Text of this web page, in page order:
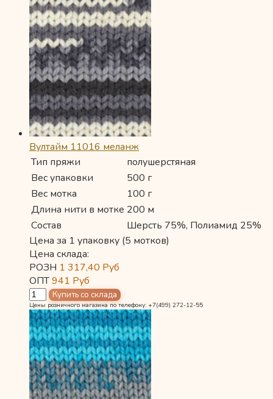
Вултайм 11016 меланж
Тип пряжи
полушерстяная
Вес упаковки
500 г
Вес мотка
100 г
Длина нити в мотке 200 м
Состав
Шерсть 75%, Полиамид 25%
Цена за 1 упаковку (5 мотков)
Цена склада:
РОЗН 1 317,40 Руб
ОПТ941 Руб
Цены розничного магазина по телефону: +7(499) 272-12-55